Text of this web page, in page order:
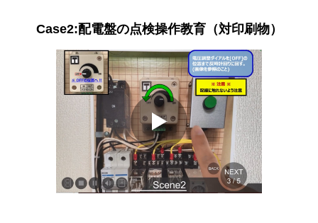
Case2:配電盤の点検操作教育（対印刷物）